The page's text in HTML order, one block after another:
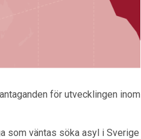
för utvecklingen inom
som väntas söka asyl i Sverige